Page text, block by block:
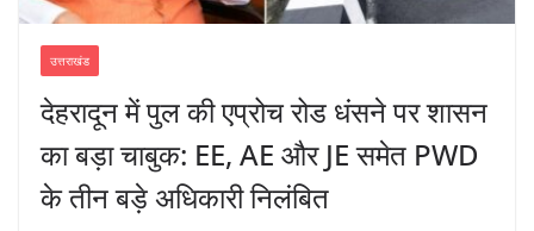
उत्तराखंड
देहरादून में पुल की एप्रोच रोड धंसने पर शासन
का बड़ा चाबुक: EE, AE और JE समेत PWD
के तीन बड़े अधिकारी निलंबित